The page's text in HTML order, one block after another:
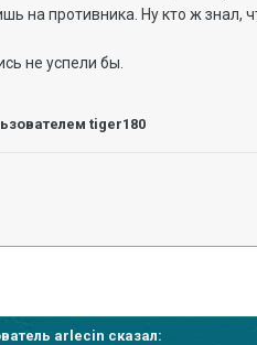
на противника. Ну кто ж
не успели бы.
tiger180
arlecin сказал: